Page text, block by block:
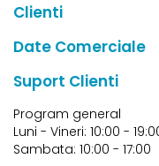
Clienti
Date Comerciale
Suport Clienti
Program general
Luni - Vineri: 10:00 -
Sambata: 10:00 - 17:00